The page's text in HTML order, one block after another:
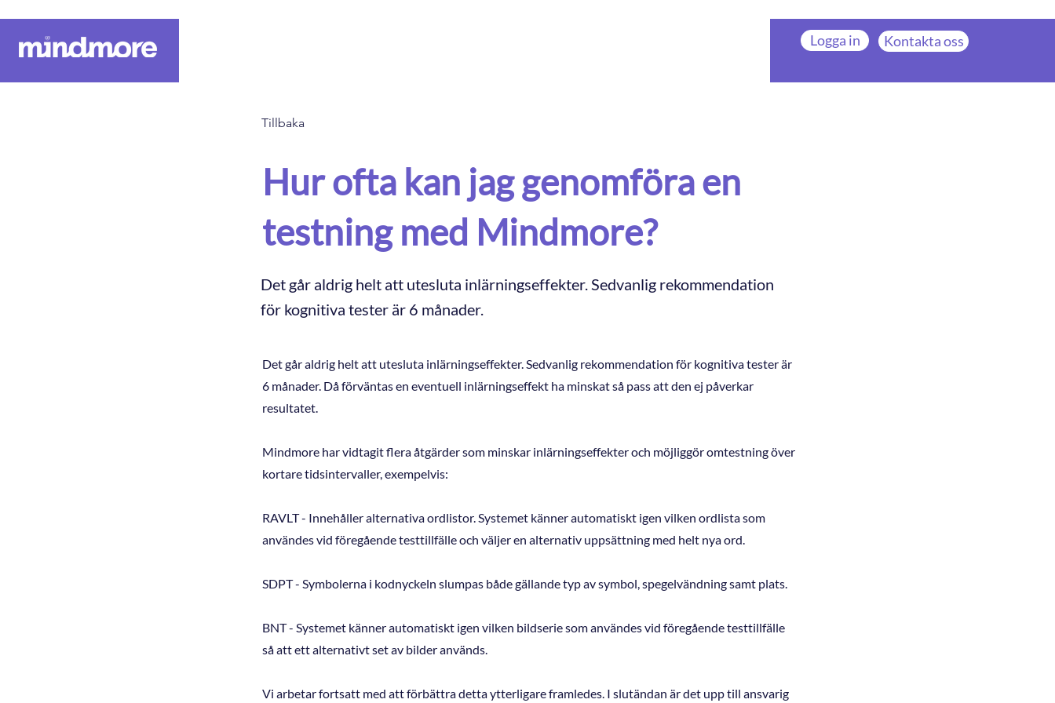
Logga in Kontakta oss
Tillbaka
Hur ofta kan jag genomföra en
testning med Mindmore?
Det går aldrig helt att utesluta inlärningseffekter. Sedvanlig rekommendation
för kognitiva tester är 6 månader.
Det går aldrig helt att utesluta inlärningseffekter. Sedvanlig rekommendation för kognitiva tester är
6 månader. Då förväntas en eventuell inlärningseffekt ha minskat så pass att den ej påverkar
resultatet.
Mindmore har vidtagit flera åtgärder som minskar inlärningseffekter och möjliggör omtestning över
kortare tidsintervaller, exempelvis:
RAVLT - Innehåller alternativa ordlistor. Systemet känner automatiskt igen vilken ordlista som
användes vid föregående testtillfälle och väljer en alternativ uppsättning med helt nya ord.
SDPT - Symbolerna i kodnyckeln slumpas både gällande typ av symbol, spegelvändning samt plats.
BNT - Systemet känner automatiskt igen vilken bildserie som användes vid föregående testtillfälle
så att ett alternativt set av bilder används.
Vi arbetar fortsatt med att förbättra detta ytterligare framledes. I slutändan är det upp till ansvarig